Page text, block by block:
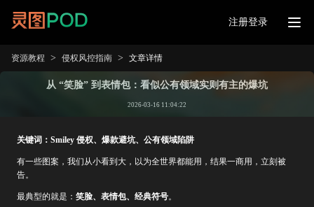
注册登录
资源教程 > 侵权风控指南 > 文章详情
从 “笑脸” 到表情包：看似公有领域实则有主的爆坑
2026-03-16 11:04:22
关键词：Smiley 侵权、爆款避坑、公有领域陷阱
有一些图案，我们从小看到大，以为全世界都能用，结果一商用，立刻被
告。
最典型的就是： 笑脸、表情包、经典符号。